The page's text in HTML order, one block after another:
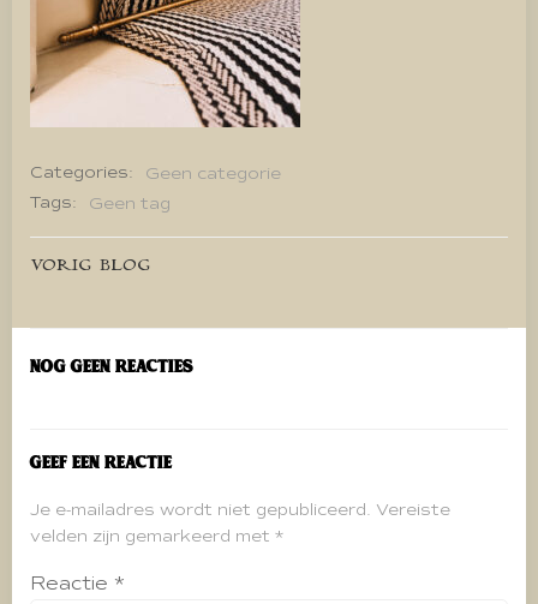
Categories:
Geen categorie
Tags:
Geen tag
Bericht
navigatie
VORIG BLOG
Nog geen reacties
Geef een reactie
Je e-mailadres wordt niet gepubliceerd. Vereiste
velden zijn gemarkeerd met *
Reactie *